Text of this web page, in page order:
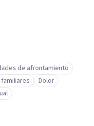
de afrontamiento
Dolor